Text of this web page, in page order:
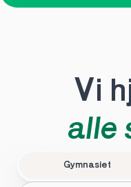
Vi
alle
Gymnasiet